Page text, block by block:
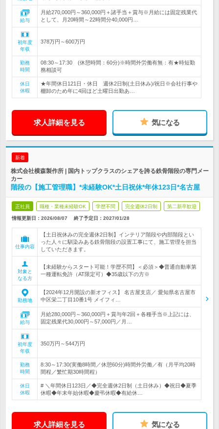
給与
月給270,000円～360,000円＋諸手当＋賞与※月給には固定残業代
として、月20時間～22時間分40,000円…
初年度
年収
378万円～600万円
勤務
時間
08:30～17:30 (休憩時間：60分)※時間外労働有無：有★時短勤
務相談可
休日
休暇
★年間休日121日・休日 週休2日制(土日休み)/祝日※会社行事や
棚卸のため年に4回ほど土曜日出勤あ…
求人詳細を見る 気になる
新着
株式会社横森製作所 | 国内トップクラスのシェアを誇る鉄骨階段の専門メー
カー
階段の【施工管理職】*未経験OK*土日祝休*年休123日*名古屋
正社員 職種・業種未経験OK 学歴不問 完全週休2日制 第二新卒歓迎
情報更新日：2026/08/07 終了予定日： 2027/01/28
仕事内容
【土日祝休みの完全週休2日制】インテリア階段や内部階段とい
った人々に馴染みある鉄骨階段の設置工事にて、施工管理を担当
していただきます。
対象と
なる方
【未経験からスタート可能！学歴不問】＜必須＞◆普通自動車第
一種運転免許（AT限定可）◆35歳以下の方※
勤務地
【2024年12月開設の新オフィス】 名古屋支店／ 愛知県名古屋市
中区栄二丁目10番1号 メイフィ…
給与
月給280,000円～360,000円＋賞与年2回＋各種手当※上記には、
固定残業代30,000円～57,000円／月…
初年度
年収
350万円～544万円
勤務
時間
8:30～17:30(実働8時間／休憩60分)時間外労働／有（月平均20時
間程／繁忙期30時間程）
休日
休暇
# ＼年間休日123日／◆完全週休2日制（土日休み）◆祝日◆夏季
休暇◆年末年始休暇◆慶弔休暇◆有給休…
求人詳細を見る 気になる